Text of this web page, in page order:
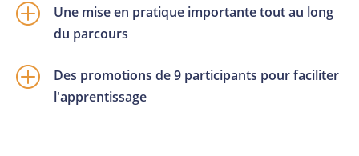
P
Une mise en pratique importante tout au long
du parcours
P
Des promotions de 9 participants pour faciliter
l'apprentissage